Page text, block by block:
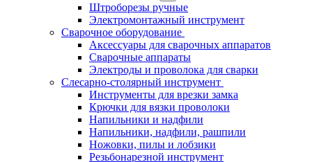
Штроборезы ручные
Электромонтажный инструмент
Сварочное оборудование
Аксессуары для сварочных аппаратов
Сварочные аппараты
Электроды и проволока для сварки
Слесарно-столярный инструмент
Инструменты для врезки замка
Крючки для вязки проволоки
Напильники и надфили
Напильники, надфили, рашпили
Ножовки, пилы и лобзики
Резьбонарезной инструмент